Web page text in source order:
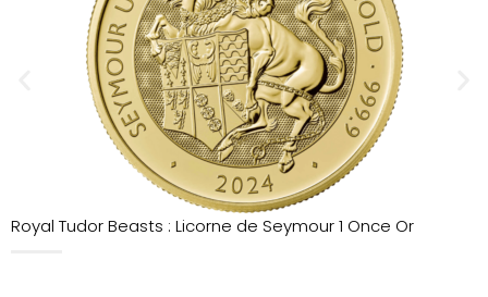
Royal Tudor Beasts : Licorne de Seymour 1 Once Or